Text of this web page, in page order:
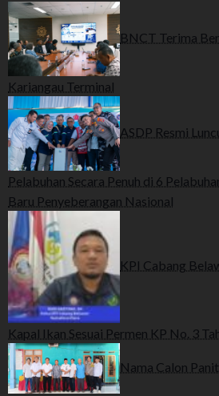
BNCT Terima
Kariangau Terminal
ASDP Resmi
Pelabuhan Secara Penuh di 6
Baru Penyeberangan Nasional
KPI Cabang
Kapal Ikan Sesuai Permen KP No. 3
Nama Calon